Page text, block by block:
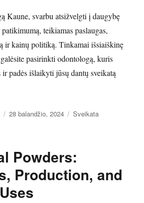
Kaune, svarbu atsižvelgti į daugybę
teikiamas paslaugas,
ir kainų politiką. Tinkamai išsiaiškinę
pasirinkti odontologą, kuris
padės išlaikyti jūsų dantų sveikatą
Paskelbta
28 balandžio, 2024 Kategorijos
Sveikata
Powders:
Production, and